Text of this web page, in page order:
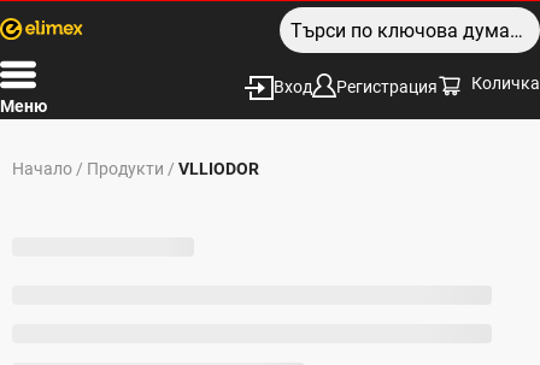
Меню
Вход Регистрация Количка
Начало / Продукти / VLLIODOR